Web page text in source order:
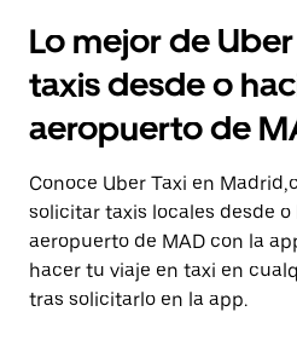
Lo mejor de
taxis desde o
aeropuerto de
Conoce Uber Taxi en
solicitar taxis locales desde o
aeropuerto de MAD con la
hacer tu viaje en taxi en
tras solicitarlo en la app.